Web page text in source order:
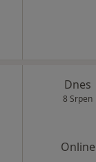
Dnes
8 Srpen